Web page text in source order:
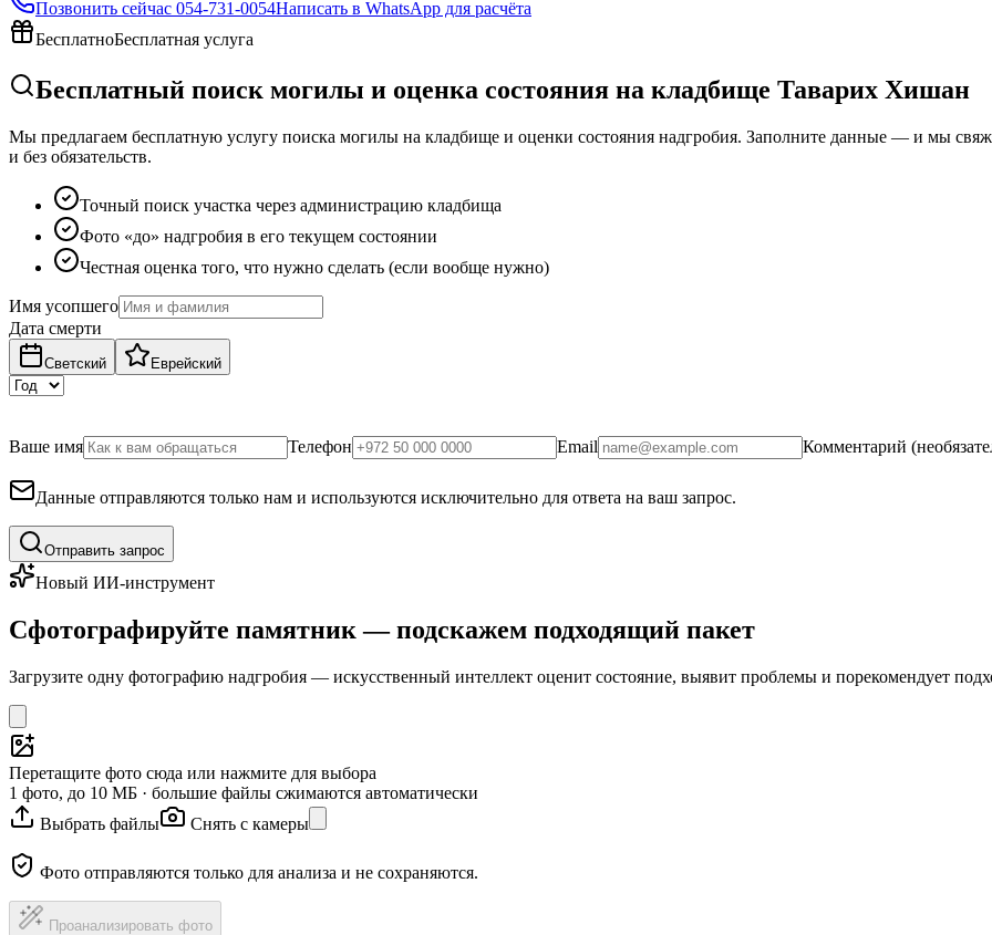
Позвонить сейчас 054-731-0054Написать в WhatsApp для расчёта
БесплатноБесплатная услуга
Бесплатный поиск могилы и оценка состояния на кладбище Таварих Хишан
Мы предлагаем бесплатную услугу поиска могилы на кладбище и оценки состояния надгробия. Заполните данные — и мы
и без обязательств.
Точный поиск участка через администрацию кладбища
Фото «до» надгробия в его текущем состоянии
Честная оценка того, что нужно сделать (если вообще нужно)
Имя усопшего
Дата смерти
Светский Еврейский
Ваше имя Телефон Email Комментарий
Данные отправляются только нам и используются исключительно для ответа на ваш запрос.
Отправить запрос
Новый ИИ-инструмент
Сфотографируйте памятник — подскажем подходящий пакет
Загрузите одну фотографию надгробия — искусственный интеллект оценит состояние, выявит проблемы и порекомендует
Перетащите фото сюда или нажмите для выбора
1 фото, до 10 МБ · большие файлы сжимаются автоматически
Выбрать файлы
Снять с камеры
Фото отправляются только для анализа и не сохраняются.
Проанализировать фото